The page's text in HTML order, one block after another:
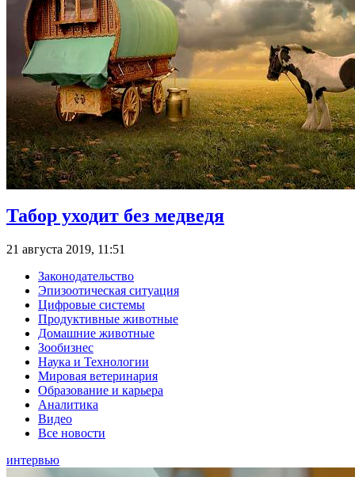
Табор уходит без медведя
21 августа 2019, 11:51
Законодательство
Эпизоотическая ситуация
Цифровые системы
Продуктивные животные
Домашние животные
Зообизнес
Наука и Технологии
Мировая ветеринария
Образование и карьера
Аналитика
Видео
Все новости
интервью